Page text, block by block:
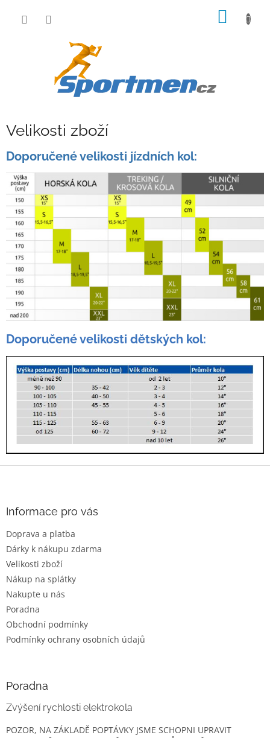
Velikosti zboží
Doporučené velikosti jízdních kol:
Doporučené velikosti dětských kol:
Informace pro vás
Doprava a platba
Dárky k nákupu zdarma
Velikosti zboží
Nákup na splátky
Nakupte u nás
Poradna
Obchodní podmínky
Podmínky ochrany osobních údajů
Poradna
Zvýšení rychlosti elektrokola
POZOR, NA ZÁKLADĚ POPTÁVKY JSME SCHOPNI UPRAVIT